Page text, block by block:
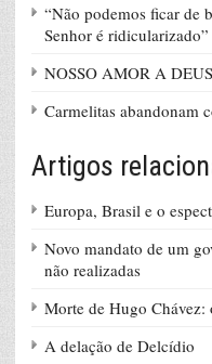
“Não podemos ficar de
Senhor é ridicularizado”
NOSSO AMOR A
Carmelitas abandonam
Artigos
Europa, Brasil e o
Novo mandato de um
não realizadas
Morte de Hugo Chávez:
A delação de Delcídio